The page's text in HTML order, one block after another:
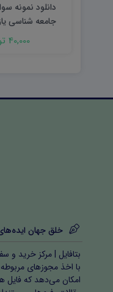
دانلود نمونه
جامعه شناسی
شهریور ۱۴۰۳ word
40,000 تومان
خلق جهان
بتافایل | مرکز خرید و
امکان می‌دهد که فایل